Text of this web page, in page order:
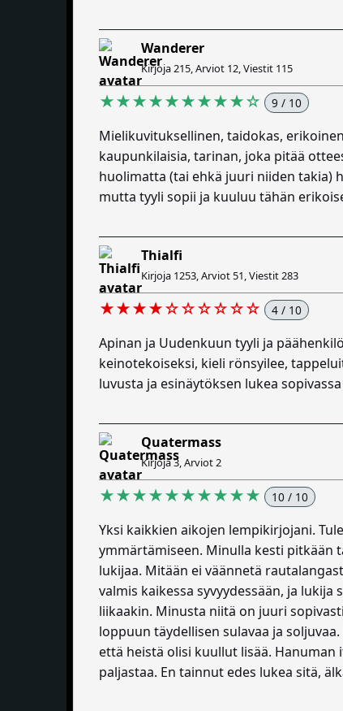
Wanderer
Kirjoja 215, Arviot 12, Viestit 115
★★★★★★★★★☆ 9 / 10
Mielikuvituksellinen, taidokas,
kaupunkilaisia, tarinan, joka pitää
huolimatta (tai ehkä juuri niiden takia)
mutta tyyli sopii ja kuuluu tähän
Thialfi
Kirjoja 1253, Arviot 51, Viestit 283
★★★★☆☆☆☆☆☆ 4 / 10
Apinan ja Uudenkuun tyyli ja
keinotekoiseksi, kieli rönsyilee,
luvusta ja esinäytöksen lukea
Quatermass
Kirjoja 3, Arviot 2
★★★★★★★★★★ 10 / 10
Yksi kaikkien aikojen lempikirjojani.
ymmärtämiseen. Minulla kesti pitkään
lukijaa. Mitään ei väännetä
valmis kaikessa syvyydessään, ja
liikaakin. Minusta niitä on juuri
loppuun täydellisen sulavaa ja
että heistä olisi kuullut lisää.
paljastaa. En tainnut edes lukea sitä,